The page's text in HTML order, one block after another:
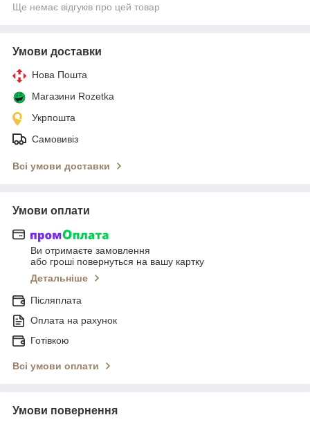
Ще немає відгуків про цей товар
Умови доставки
Нова Пошта
Магазини Rozetka
Укрпошта
Самовивіз
Всі умови доставки
Умови оплати
Ви отримаєте замовлення
або гроші повернуться на вашу картку
Детальніше
Післяплата
Оплата на рахунок
Готівкою
Всі умови оплати
Умови повернення